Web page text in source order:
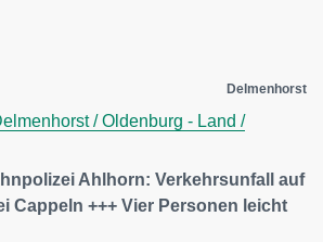
Delmenhorst
/ Oldenburg - Land /
Ahlhorn: Verkehrsunfall auf
Cappeln +++ Vier Personen leicht